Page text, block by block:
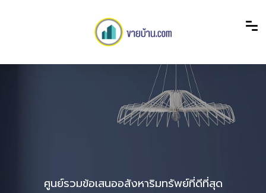
ศูนย์รวมข้อเสนออสังหาริมทรัพย์ที่ดีที่สุด